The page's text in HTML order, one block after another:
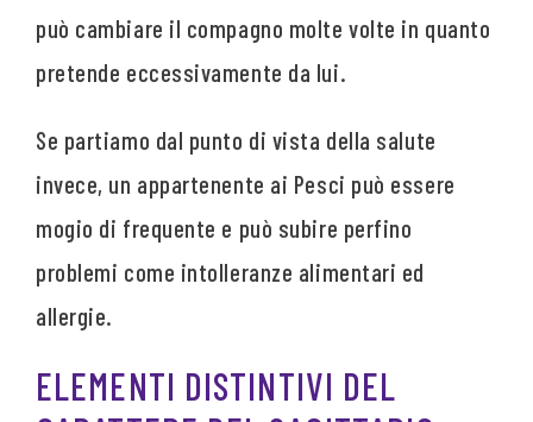
può cambiare il compagno molte volte in quanto
pretende eccessivamente da lui.
Se partiamo dal punto di vista della salute
invece, un appartenente ai Pesci può essere
mogio di frequente e può subire perfino
problemi come intolleranze alimentari ed
allergie.
ELEMENTI DISTINTIVI DEL